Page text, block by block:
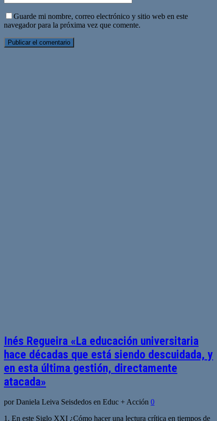
Guarde mi nombre, correo electrónico y sitio web en este
navegador para la próxima vez que comente.
Inés Regueira «La educación universitaria
hace décadas que está siendo descuidada, y
en esta última gestión, directamente
atacada»
por Daniela Leiva Seisdedos en Educ + Acción 0
1. En este Siglo XXI ¿Cómo hacer una lectura crítica en tiempos de